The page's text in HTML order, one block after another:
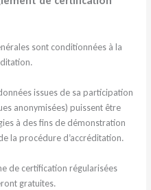
sont conditionnées à la
issues de sa participation
anonymisées) puissent être
à des fins de démonstration
la procédure d’accréditation.
de certification régularisées
gratuites.